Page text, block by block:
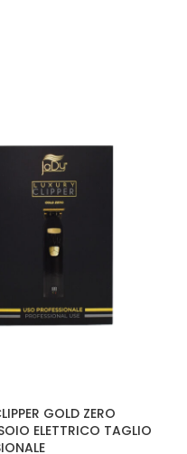
GOLD ZERO
ELETTRICO TAGLIO